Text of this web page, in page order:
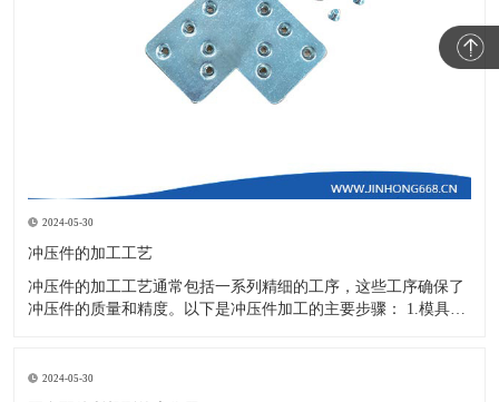
2024-05-30
冲压件的加工工艺
冲压件的加工工艺通常包括一系列精细的工序，这些工序确保了
冲压件的质量和精度。以下是冲压件加工的主要步骤： 1.模具设
开料与落料：在图纸上标注尺寸后，根据图纸要求选择合适的板
材。然
2024-05-30